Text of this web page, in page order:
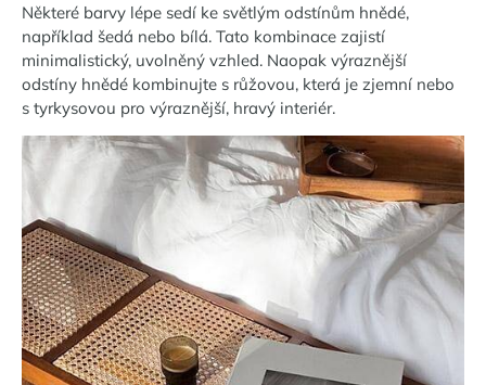
Některé barvy lépe sedí ke světlým odstínům hnědé,
například šedá nebo bílá. Tato kombinace zajistí
minimalistický, uvolněný vzhled. Naopak výraznější
odstíny hnědé kombinujte s růžovou, která je zjemní nebo
s tyrkysovou pro výraznější, hravý interiér.